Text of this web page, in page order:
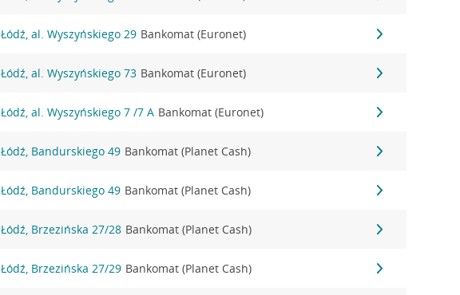
Łódź, al. Wyszyńskiego 29 Bankomat (Euronet)
Łódź, al. Wyszyńskiego 73 Bankomat (Euronet)
Łódź, al. Wyszyńskiego 7 /7 A Bankomat (Euronet)
Łódź, Bandurskiego 49 Bankomat (Planet Cash)
Łódź, Bandurskiego 49 Bankomat (Planet Cash)
Łódź, Brzezińska 27/28 Bankomat (Planet Cash)
Łódź, Brzezińska 27/29 Bankomat (Planet Cash)